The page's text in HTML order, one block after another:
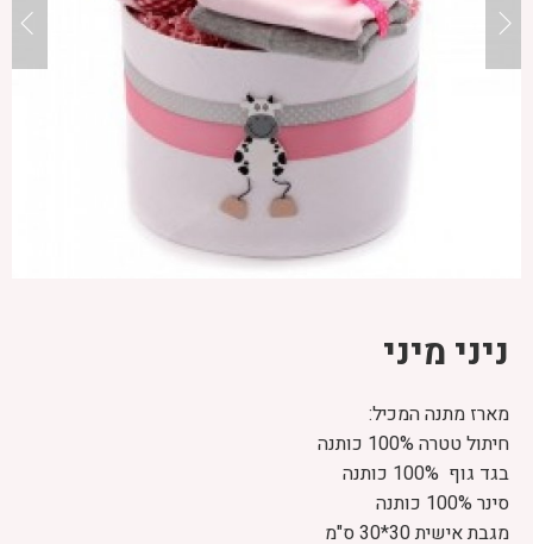
ניני מיני
מארז מתנה המכיל:
חיתול טטרה 100% כותנה
בגד גוף 100% כותנה
סינר 100% כותנה
מגבת אישית 30*30 ס"מ